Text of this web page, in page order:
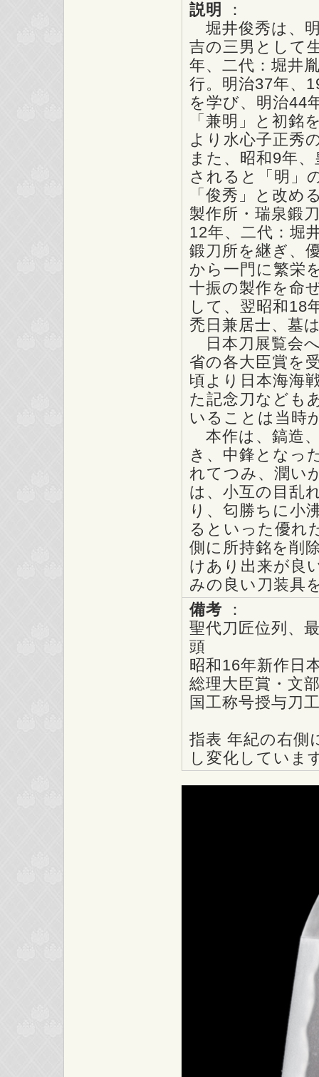
説明
：
堀井俊秀は、
吉の三男として
年、二代：堀井
行。明治37年、
を学び、明治44
「兼明」と初銘
より水心子正秀
また、昭和9年
されると「明」
「俊秀」と改め
製作所・瑞泉鍛
12年、二代：堀
鍛刀所を継ぎ、
から一門に繁栄
十振の製作を命
して、翌昭和18
禿日兼居士、墓
日本刀展覧会
省の各大臣賞を
頃より日本海海
た記念刀なども
いることは当時
本作は、鎬造
き、中鋒となっ
れてつみ、潤い
は、小互の目乱
り、匂勝ちに小
るといった優れ
側に所持銘を削
けあり出来が良
みの良い刀装具
備考 ：
聖代刀匠位列、
頭
昭和16年新作日
総理大臣賞・文
国工称号授与刀
指表 年紀の右側
し変化していま